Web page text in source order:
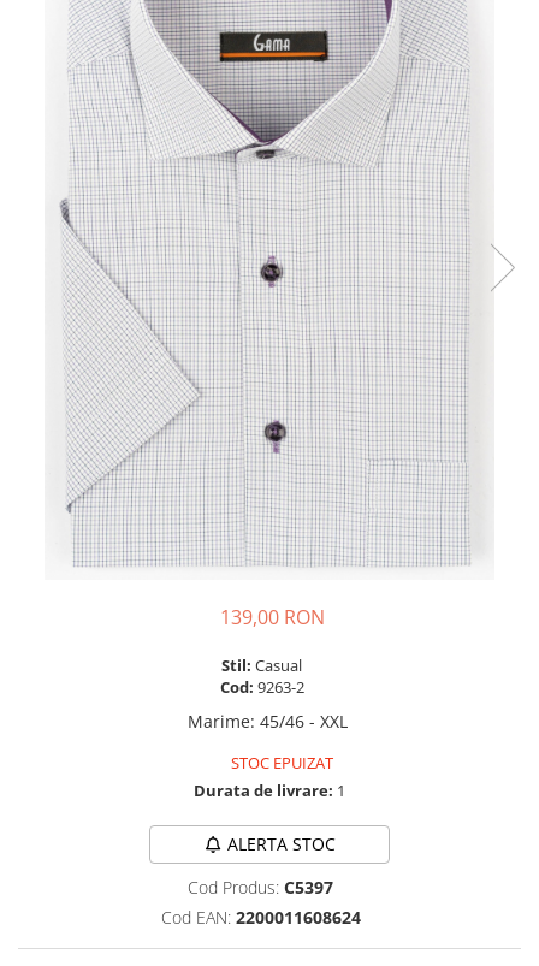
139,00 RON
Stil: Casual
Cod: 9263-2
Marime: 45/46 - XXL
STOC EPUIZAT
Durata de livrare: 1
ALERTA STOC
Cod Produs: C5397
Cod EAN: 2200011608624